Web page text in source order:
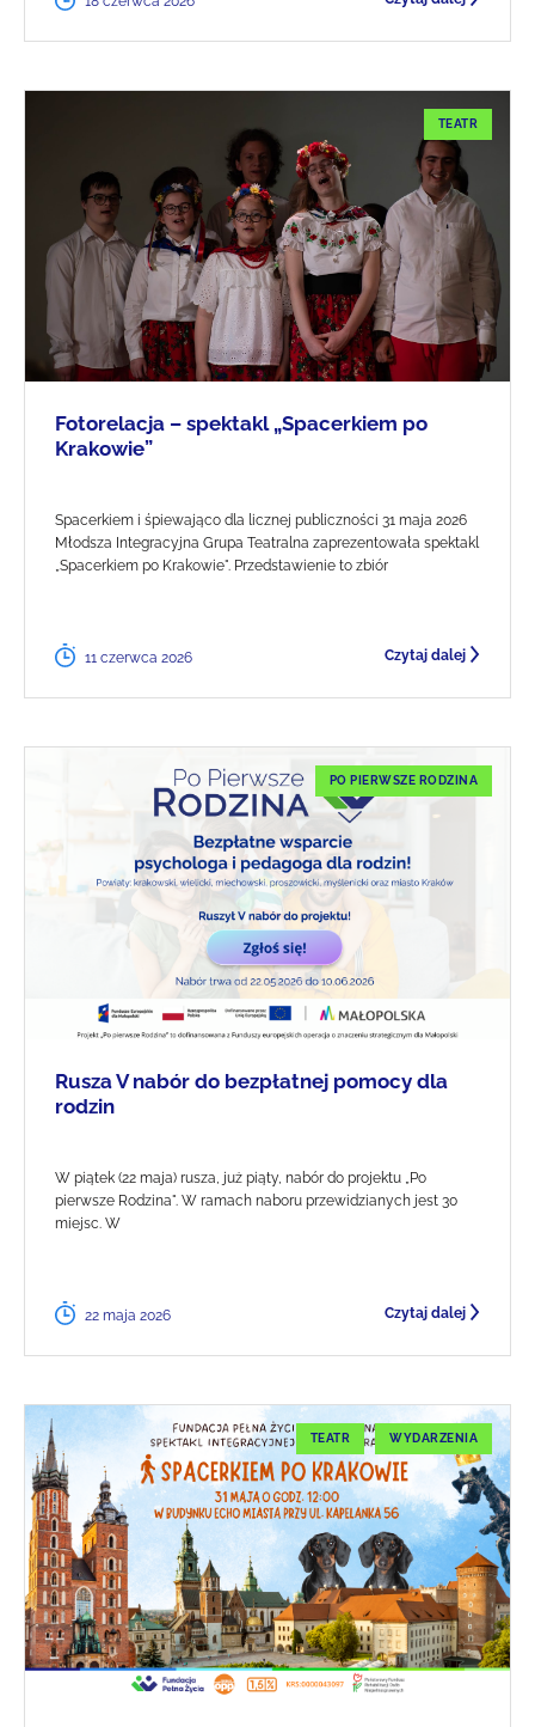
TEATR
Fotorelacja – spektakl „Spacerkiem po
Krakowie”
Spacerkiem i śpiewająco dla licznej publiczności 31 maja 2026
Młodsza Integracyjna Grupa Teatralna zaprezentowała spektakl
„Spacerkiem po Krakowie". Przedstawienie to zbiór
11 czerwca 2026 Czytaj dalej
PO PIERWSZE RODZINA
Rusza V nabór do bezpłatnej pomocy dla
rodzin
W piątek (22 maja) rusza, już piąty, nabór do projektu „Po
pierwsze Rodzina". W ramach naboru przewidzianych jest 30
miejsc. W
22 maja 2026 Czytaj dalej
TEATR WYDARZENIA